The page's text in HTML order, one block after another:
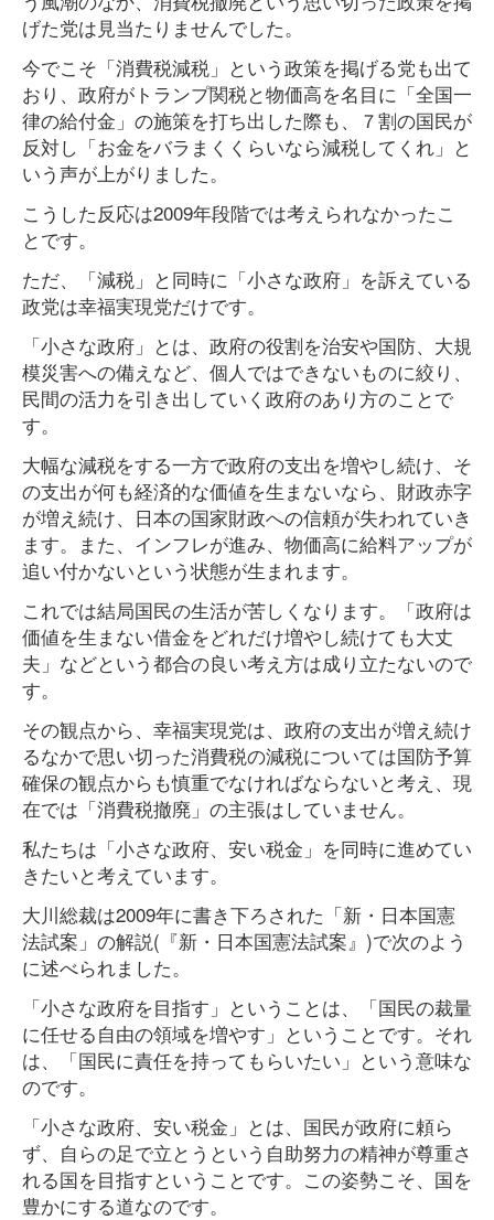
げた党は見当たりませんでした。
今でこそ「消費税減税」という政策を掲げる党も出て
おり、政府がトランプ関税と物価高を名目に「全国一
律の給付金」の施策を打ち出した際も、７割の国民が
反対し「お金をバラまくくらいなら減税してくれ」と
いう声が上がりました。
こうした反応は2009年段階では考えられなかったこ
とです。
ただ、「減税」と同時に「小さな政府」を訴えている
政党は幸福実現党だけです。
「小さな政府」とは、政府の役割を治安や国防、大規
模災害への備えなど、個人ではできないものに絞り、
民間の活力を引き出していく政府のあり方のことで
す。
大幅な減税をする一方で政府の支出を増やし続け、そ
の支出が何も経済的な価値を生まないなら、財政赤字
が増え続け、日本の国家財政への信頼が失われていき
ます。また、インフレが進み、物価高に給料アップが
追い付かないという状態が生まれます。
これでは結局国民の生活が苦しくなります。「政府は
価値を生まない借金をどれだけ増やし続けても大丈
夫」などという都合の良い考え方は成り立たないので
す。
その観点から、幸福実現党は、政府の支出が増え続け
るなかで思い切った消費税の減税については国防予算
確保の観点からも慎重でなければならないと考え、現
在では「消費税撤廃」の主張はしていません。
私たちは「小さな政府、安い税金」を同時に進めてい
きたいと考えています。
大川総裁は2009年に書き下ろされた「新・日本国憲
法試案」の解説(『新・日本国憲法試案』)で次のよう
に述べられました。
「小さな政府を目指す」ということは、「国民の裁量
に任せる自由の領域を増やす」ということです。それ
は、「国民に責任を持ってもらいたい」という意味な
のです。
「小さな政府、安い税金」とは、国民が政府に頼ら
ず、自らの足で立とうという自助努力の精神が尊重さ
れる国を目指すということです。この姿勢こそ、国を
豊かにする道なのです。